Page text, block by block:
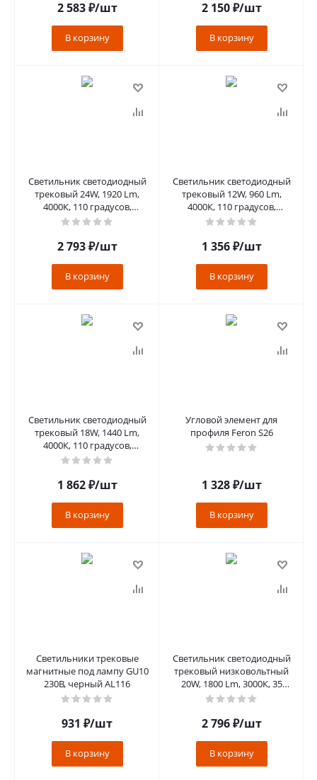
2 583₽/шт
В корзину
2 150₽/шт
В корзину
Светильник светодиодный
трековый 24W, 1920 Lm,
4000К, 110 градусов,
черный, AL302 серия
2 793₽/шт
В корзину
Светильник светодиодный
трековый 12W, 960 Lm,
4000К, 110 градусов,
черный, AL302 серия
1 356₽/шт
В корзину
Светильник светодиодный
трековый 18W, 1440 Lm,
4000К, 110 градусов,
черный, AL302 серия
1 862₽/шт
В корзину
Угловой элемент для
профиля Feron S26
1 328₽/шт
В корзину
Светильники трековые
магнитные под лампу GU10
230В, черный AL116
931 ₽/шт
В корзину
Светильник светодиодный
трековый низковольтный
20W, 1800 Lm, 3000К, 35
градусов, черный, MGN303
2 796₽/шт
В корзину